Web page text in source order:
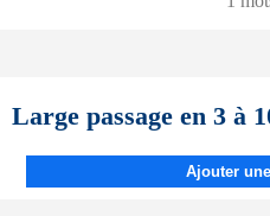
Large passage en 3 à
Ajouter